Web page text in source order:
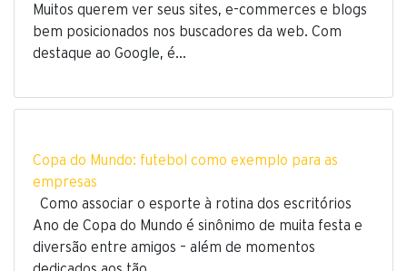
Muitos querem ver seus sites, e-commerces e blogs
bem posicionados nos buscadores da web. Com
destaque ao Google, é…
Copa do Mundo: futebol como exemplo para as
empresas
Como associar o esporte à rotina dos escritórios
Ano de Copa do Mundo é sinônimo de muita festa e
diversão entre amigos – além de momentos